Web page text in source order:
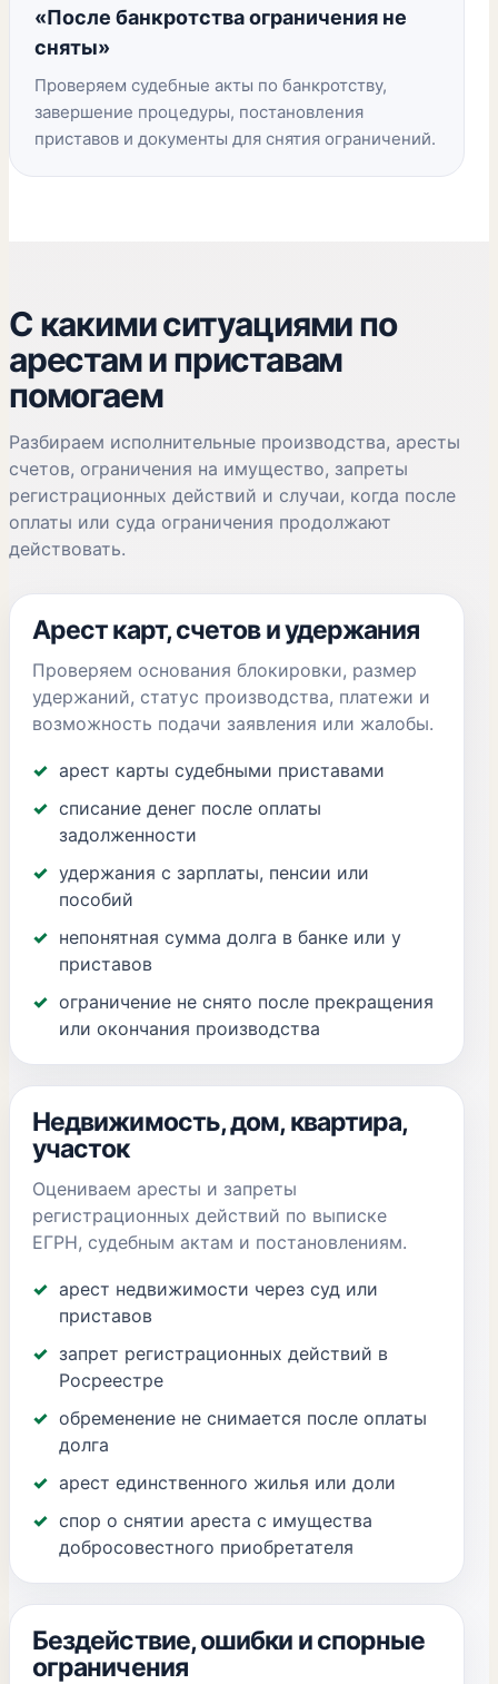
«После банкротства ограничения не
сняты»
Проверяем судебные акты по банкротству,
завершение процедуры, постановления
приставов и документы для снятия ограничений.
С какими ситуациями по
арестам и приставам
помогаем
Разбираем исполнительные производства, аресты
счетов, ограничения на имущество, запреты
регистрационных действий и случаи, когда после
оплаты или суда ограничения продолжают
действовать.
Арест карт, счетов и удержания
Проверяем основания блокировки, размер
удержаний, статус производства, платежи и
возможность подачи заявления или жалобы.
арест карты судебными приставами
списание денег после оплаты
задолженности
удержания с зарплаты, пенсии или
пособий
непонятная сумма долга в банке или у
приставов
ограничение не снято после прекращения
или окончания производства
Недвижимость, дом, квартира,
участок
Оцениваем аресты и запреты
регистрационных действий по выписке
ЕГРН, судебным актам и постановлениям.
арест недвижимости через суд или
приставов
запрет регистрационных действий в
Росреестре
обременение не снимается после оплаты
долга
арест единственного жилья или доли
спор о снятии ареста с имущества
добросовестного приобретателя
Бездействие, ошибки и спорные
ограничения